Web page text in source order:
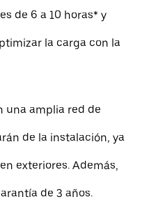
de 6 a 10 horas* y
la carga con la
una amplia red de
de la instalación, ya
exteriores. Además,
de 3 años.